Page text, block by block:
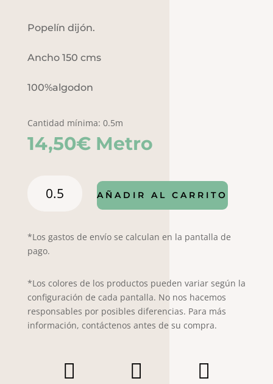
Popelín dijón.
Ancho 150 cms
100%algodon
Cantidad mínima: 0.5m
14,50€ Metro
Dijon
flores
cantidad
AÑADIR AL CARRITO
*Los gastos de envío se calculan en la pantalla de
pago.
*Los colores de los productos pueden variar según la
configuración de cada pantalla. No nos hacemos
responsables por posibles diferencias. Para más
información, contáctenos antes de su compra.
  